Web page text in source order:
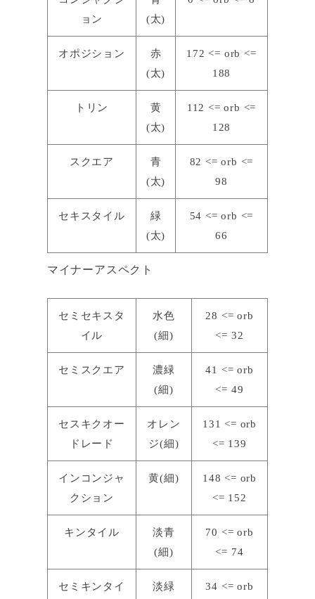
ョン
(太)
オポジション
赤
(太)
172 <= orb <=
188
トリン
黄
(太)
112 <= orb <=
128
スクエア
青
(太)
82 <= orb <=
98
セキスタイル
緑
(太)
54 <= orb <=
66
マイナーアスペクト
セミセキスタ
イル
水色
(細)
28 <= orb
<= 32
セミスクエア
濃緑
(細)
41 <= orb
<= 49
セスキクオー
ドレード
オレン
ジ(細)
131 <= orb
<= 139
インコンジャ
クション
黄(細)
148 <= orb
<= 152
キンタイル
淡青
(細)
70 <= orb
<= 74
セミキンタイ
淡緑
34 <= orb